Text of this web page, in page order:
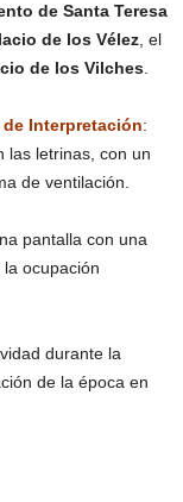
de Santa Teresa
de los Vélez , el
de los Vilches
Interpretación:
las letrinas, con un
de ventilación.
pantalla con una
ocupación
durante la
de la época en